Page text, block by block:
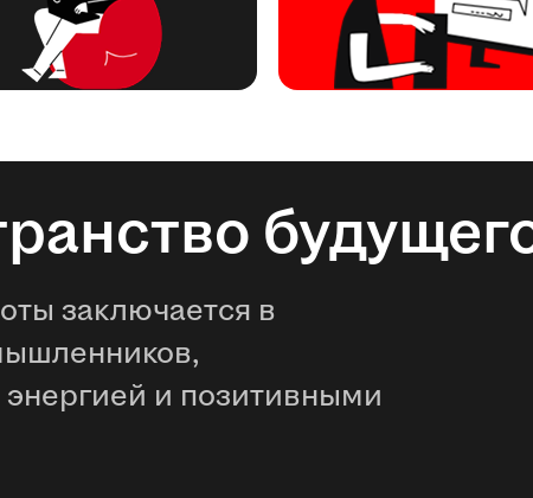
заключается в
и позитивными